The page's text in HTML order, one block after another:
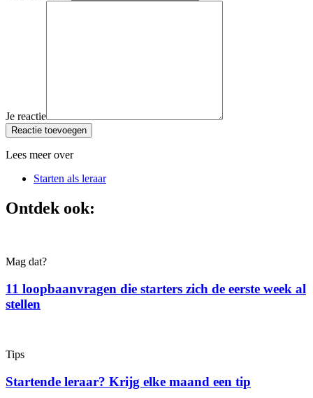
Je reactie
Reactie toevoegen
Lees meer over
Starten als leraar
Ontdek ook:
Mag dat?
11 loopbaanvragen die starters zich de eerste week al
stellen
Tips
Startende leraar? Krijg elke maand een tip